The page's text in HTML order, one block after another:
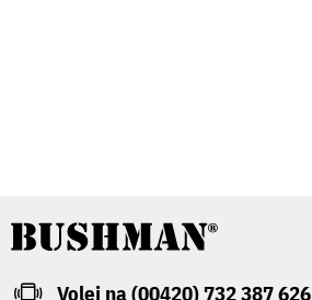
Volej na (00420) 732 387 626